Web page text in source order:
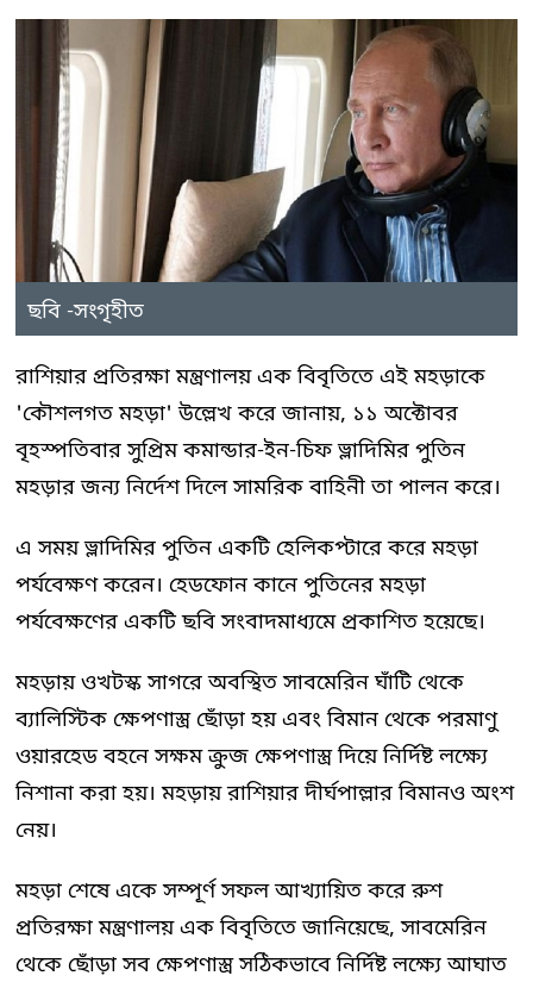
ছবি -সংগৃহীত
রাশিয়ার প্রতিরক্ষা মন্ত্রণালয় এক বিবৃতিতে এই মহড়াকে
'কৌশলগত মহড়া' উল্লেখ করে জানায়, ১১ অক্টোবর
বৃহস্পতিবার সুপ্রিম কমান্ডার-ইন-চিফ ভ্লাদিমির পুতিন
মহড়ার জন্য নির্দেশ দিলে সামরিক বাহিনী তা পালন করে।
এ সময় ভ্লাদিমির পুতিন একটি হেলিকপ্টারে করে মহড়া
পর্যবেক্ষণ করেন। হেডফোন কানে পুতিনের মহড়া
পর্যবেক্ষণের একটি ছবি সংবাদমাধ্যমে প্রকাশিত হয়েছে।
মহড়ায় ওখটস্ক সাগরে অবস্থিত সাবমেরিন ঘাঁটি থেকে
ব্যালিস্টিক ক্ষেপণাস্ত্র ছোঁড়া হয় এবং বিমান থেকে পরমাণু
ওয়ারহেড বহনে সক্ষম ক্রুজ ক্ষেপণাস্ত্র দিয়ে নির্দিষ্ট লক্ষ্যে
নিশানা করা হয়। মহড়ায় রাশিয়ার দীর্ঘপাল্লার বিমানও অংশ
নেয়।
মহড়া শেষে একে সম্পূর্ণ সফল আখ্যায়িত করে রুশ
প্রতিরক্ষা মন্ত্রণালয় এক বিবৃতিতে জানিয়েছে, সাবমেরিন
থেকে ছোঁড়া সব ক্ষেপণাস্ত্র সঠিকভাবে নির্দিষ্ট লক্ষ্যে আঘাত